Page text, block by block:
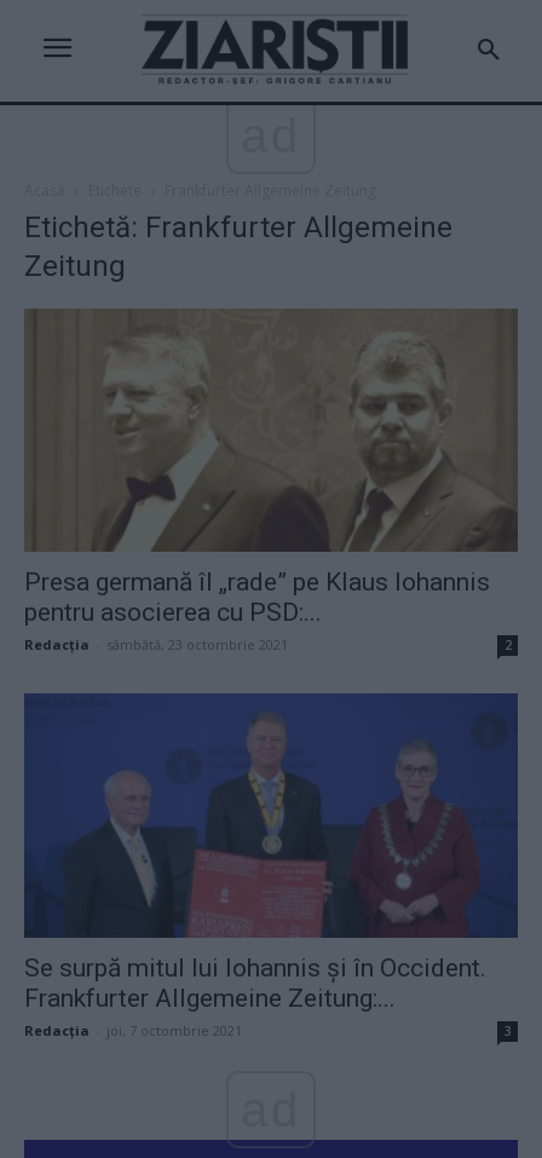
Etichetă: Frankfurter Allgemeine
Zeitung
Presa germană îl „rade” pe Klaus Iohannis
pentru asocierea cu PSD:...
Redacţia sâmbătă, 23 octombrie 2021 2
Se surpă mitul lui Iohannis și în Occident.
Frankfurter Allgemeine Zeitung:...
Redacţia joi, 7 octombrie 2021 3